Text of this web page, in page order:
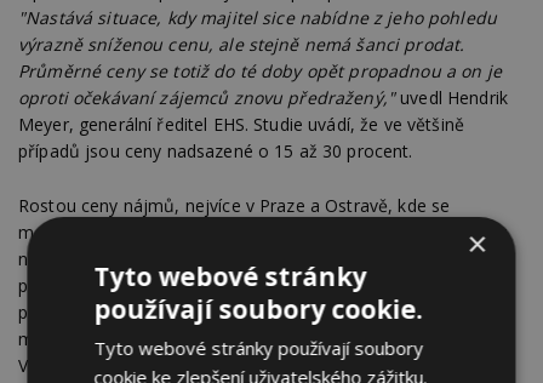
"Nastává situace, kdy majitel sice nabídne z jeho pohledu
výrazně sníženou cenu, ale stejně nemá šanci prodat.
Průměrné ceny se totiž do té doby opět propadnou a on je
oproti očekávaní zájemců znovu předražený,"uvedl Hendrik
Meyer, generální ředitel EHS. Studie uvádí, že ve většině
případů jsou ceny nadsazené o 15 až 30 procent.
Rostou ceny nájmů, nejvíce v Praze a Ostravě, kde se
meziročně zvýšily o 18 procent. V Praze se na konci září ceny
nájmů dostaly průměrně na 322 korun za metr čtvereční
pronajímané plochy, což je o šest procent více oproti
předchozímu čtvrtletí. Ve Středočeském kraji stouply
mezičtvrtletně o pět procent na 238 korun za metr čtvereční.
V Brně se při sedmiprocentním růstu proti předchozímu
×
Tyto webové stránky
používají soubory cookie.
Tyto webové stránky používají soubory
cookie ke zlepšení uživatelského zážitku.